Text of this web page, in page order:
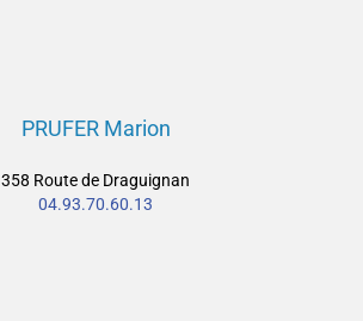
PRUFER Marion
358 Route de Draguignan
04.93.70.60.13